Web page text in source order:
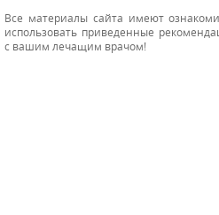
Все материалы сайта имеют
использовать приведенные
с вашим лечащим врачом!